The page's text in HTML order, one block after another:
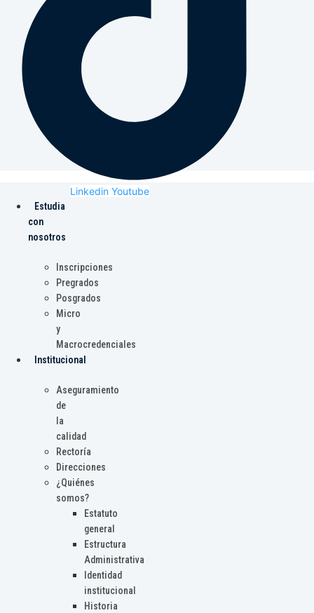
Linkedin Youtube
Estudia
con
nosotros
Inscripciones
Pregrados
Posgrados
Micro
y
Macrocredenciales
Institucional
Aseguramiento
de
la
calidad
Rectoría
Direcciones
¿Quiénes
somos?
Estatuto
general
Estructura
Administrativa
Identidad
institucional
Historia